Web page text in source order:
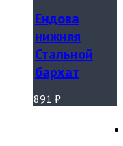
Ендова
нижняя
Стальной
бархат
891 ₽